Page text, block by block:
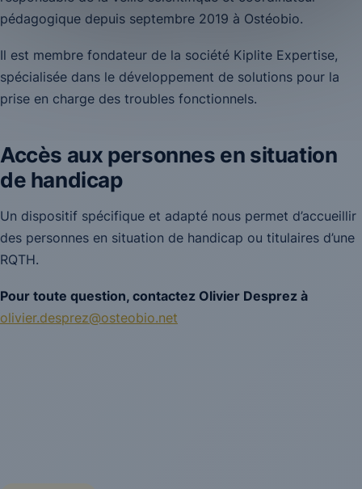
pédagogique depuis septembre 2019 à Ostéobio.
Il est membre fondateur de la société Kiplite Expertise,
spécialisée dans le développement de solutions pour la
prise en charge des troubles fonctionnels.
Accès aux personnes en situation
de handicap
Un dispositif spécifique et adapté nous permet d’accueillir
des personnes en situation de handicap ou titulaires d’une
RQTH.
Pour toute question, contactez Olivier Desprez à
olivier.desprez@osteobio.net